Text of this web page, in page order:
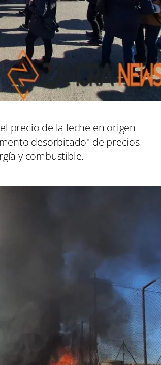
precio de la leche en origen
desorbitado" de precios
y combustible.